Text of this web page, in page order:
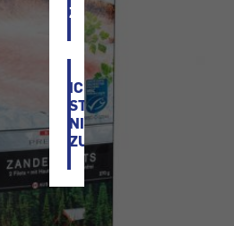
ZU
ICH
STIMME
NICHT
ZU